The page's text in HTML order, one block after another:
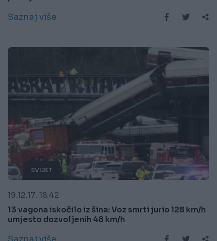
Saznaj više
SVIJET
19.12.17. 18:42
13 vagona iskočilo iz šina: Voz smrti jurio 128 km/h
umjesto dozvoljenih 48 km/h